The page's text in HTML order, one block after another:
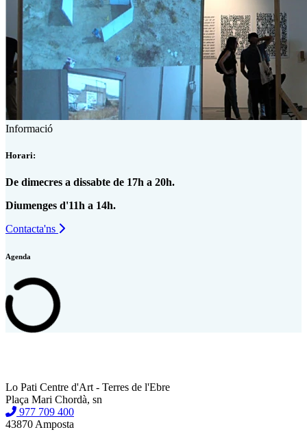
Informació
Horari:
De dimecres a dissabte de 17h a 20h.
Diumenges d'11h a 14h.
Contacta'ns
Agenda
Lo Pati Centre d'Art - Terres de l'Ebre
Plaça Mari Chordà, sn
977 709 400
43870 Amposta